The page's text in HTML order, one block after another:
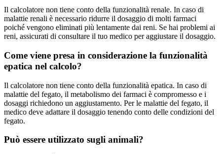
Il calcolatore non tiene conto della funzionalità renale. In caso di
malattie renali è necessario ridurre il dosaggio di molti farmaci
poiché vengono eliminati più lentamente dai reni. Se hai problemi ai
reni, assicurati di consultare il tuo medico per aggiustare il dosaggio.
Come viene presa in considerazione la funzionalità
epatica nel calcolo?
Il calcolatore non tiene conto della funzionalità epatica. In caso di
malattie del fegato, il metabolismo dei farmaci è compromesso e i
dosaggi richiedono un aggiustamento. Per le malattie del fegato, il
medico deve adattare il dosaggio tenendo conto delle condizioni del
fegato.
Può essere utilizzato sugli animali?